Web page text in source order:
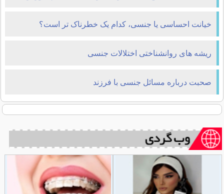
خیانت احساسی یا جنسی، کدام یک خطرناک تر است؟
ریشه های روانشناختی اختلالات جنسی
صحبت درباره مسائل جنسی با فرزند